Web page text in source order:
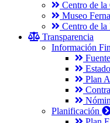
Centro de
Museo
Centro de
Transparencia
Información
Plan
Planificación